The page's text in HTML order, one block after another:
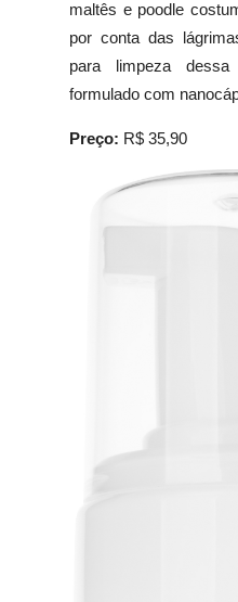
maltês e poodle
por conta das
para limpeza
formulado com
Preço: R$ 35,90